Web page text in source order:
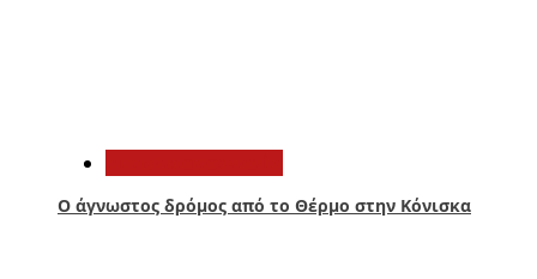
Ο άγνωστος δρόμος από το Θέρμο στην Κόνισκα